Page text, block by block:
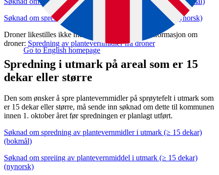
Go to English homepage
Søknad om spreiing av plantevernmiddel fra luftfartøy (nynorsk)
Droner likestilles ikke med helikopter. Se egen informasjon om
droner: Spredning av plantevernmidler fra droner
Spredning i utmark på areal som er 15
dekar eller større
Den som ønsker å spre plantevernmidler på sprøytefelt i utmark som
er 15 dekar eller større, må sende inn søknad om dette til kommunen
innen 1. oktober året før spredningen er planlagt utført.
Søknad om spredning av plantevernmidler i utmark (≥ 15 dekar)
(bokmål)
Søknad om spreiing av plantevernmiddel i utmark (≥ 15 dekar)
(nynorsk)